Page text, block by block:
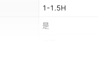
1-1.5H
是